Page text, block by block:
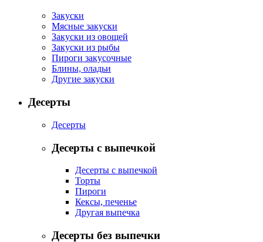
Закуски
Мясные закуски
Закуски из овощей
Закуски из рыбы
Пироги закусочные
Блины, оладьи
Другие закуски
Десерты
Десерты
Десерты с выпечкой
Десерты с выпечкой
Торты
Пироги
Кексы, печенье
Другая выпечка
Десерты без выпечки